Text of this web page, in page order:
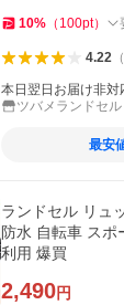
10% （ 100pt）
4.22（
本日翌日お届け非対
ツバメランドセル
最安
ランドセル リュックカバー
防水 自転車 スポ
利用 爆買
2,490円